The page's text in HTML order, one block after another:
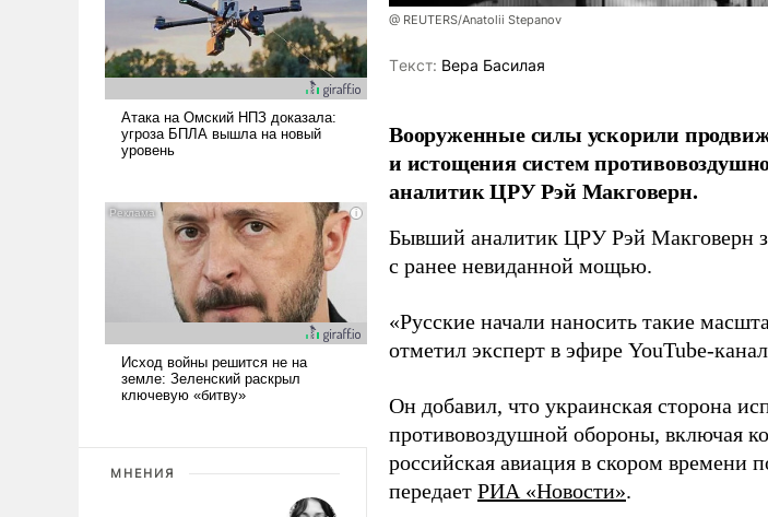
МНЕНИЯ
@ REUTERS/Anatolii Stepanov
Tекст: Вера Басилая
Вооруженные силы ускорили
и истощения систем
аналитик ЦРУ Рэй Макговерн.
Бывший аналитик ЦРУ Рэй Макговерн
с ранее невиданной мощью.
«Русские начали наносить такие
отметил эксперт в эфире YouTube-
Он добавил, что украинская сторона
противовоздушной обороны, включая
российская авиация в скором времени
передает РИА «Новости».